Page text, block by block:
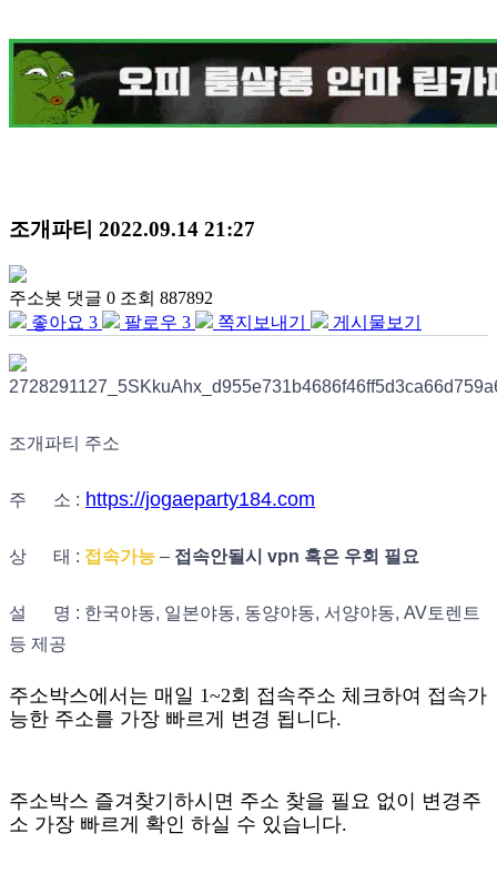
조개파티 2022.09.14 21:27
주소봇 댓글 0 조회 887892
좋아요 3 팔로우 3 쪽지보내기 게시물보기
조개파티 주소
주 소 : https://jogaeparty184.com
상 태 : 접속가능 – 접속안될시 vpn 혹은 우회 필요
설 명 : 한국야동, 일본야동, 동양야동, 서양야동, AV토렌트
등 제공
주소박스에서는 매일 1~2회 접속주소 체크하여 접속가
능한 주소를 가장 빠르게 변경 됩니다.
주소박스 즐겨찾기하시면 주소 찾을 필요 없이 변경주
소 가장 빠르게 확인 하실 수 있습니다.